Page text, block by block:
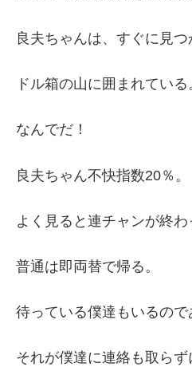
良夫ちゃんは、すぐに見つ
ドル箱の山に囲まれている
なんでだ！
良夫ちゃん不快指数20％。
よく見ると連チャンが終わ
普通は即両替で帰る。
待っている僕達もいるので
それが僕達に連絡も取ら